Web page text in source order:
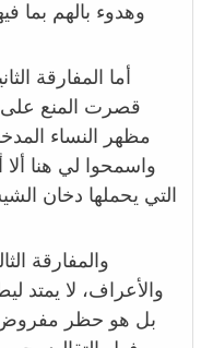
وهدوء بالهم بما
أما المفارقة
قصرت المنع على
مظهر النساء
واسمحوا لي هنا
التي يحملها دخان
والمفارقة
والأعراف، لا يمتد
بل هو حظر مفروض